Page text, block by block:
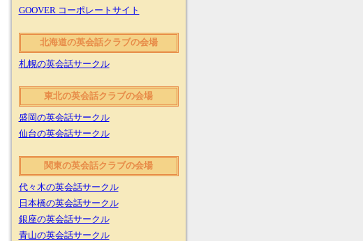
GOOVER コーポレートサイト
北海道の英会話クラブの会場
札幌の英会話サークル
東北の英会話クラブの会場
盛岡の英会話サークル
仙台の英会話サークル
関東の英会話クラブの会場
代々木の英会話サークル
日本橋の英会話サークル
銀座の英会話サークル
青山の英会話サークル